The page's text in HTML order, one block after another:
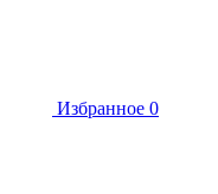
Избранное 0